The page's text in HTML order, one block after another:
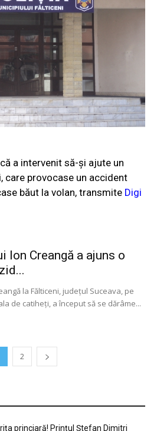
a intervenit să-şi ajute un
care provocase un accident
băut la volan, transmite Digi
Ion Creangă a ajuns o
la Fălticeni, judeţul Suceava, pe
de catiheţi, a început să se dărâme...
2
princiară! Prințul Ștefan Dimitri